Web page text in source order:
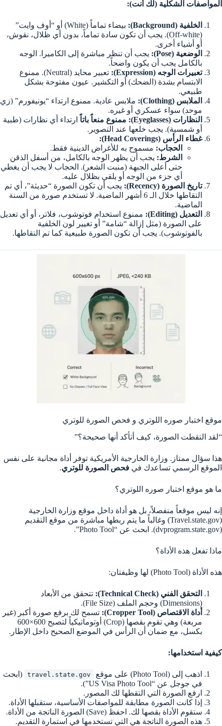
المواصفات الشكلية (لك أنت):
الخلفية (Background):
بيضاء تماماً (White) أو “أوف وايت”
(Off-white). يجب أن تكون سادة تماماً، بدون أي ظلال، نقوش،
أو أشياء أخرى.
الوضعية (Pose):
يجب أن تنظر مباشرة إلى الكاميرا. الوجه
بالكامل يجب أن يكون واضحاً.
تعبيرات الوجه (Expression):
تعبير محايد (Neutral). ممنوع
الابتسام بشدة (الضحك) أو التكشير. عيون مفتوحة بشكل
طبيعي.
الملابس (Clothing):
ملابس عادية. ممنوع ارتداء “يونيفورم” (زي
موحد) سواء عسكري أو غيره.
النظارات (Eyeglasses):
ممنوع منعاً باتاً ارتداء أي نظارات (طبية
أو شمسية). يجب خلعها عند التصوير.
غطاء الرأس (Head Coverings):
الحجاب: مسموح به للأغراض الدينية فقط.
الشرط: يجب أن يظهر الوجه بالكامل، من أسفل الذقن
حتى أعلى الجبهة (منبت الشعر). الحجاب لا يجب أن يغطي
أي جزء من الوجه أو يلقي بظلال عليه.
تاريخ الصورة (Recency):
يجب أن تكون الصورة “حديثة”، أي تم
التقاطها خلال الـ 6 أشهر الماضية. لا تستخدم صورة من السنة
الماضية.
التعديل (Editing):
ممنوع استخدام فوتوشوب، فلاتر، أو أي تعديل
على الصورة (مثل إزالة “شامة” أو تغيير لون الخلفية
بالفوتوشوب). يجب أن تكون الصورة طبيعية كما تم التقاطها.
موقع اختبار صوره اللوتري و فحص الصورة للوتري
“لقد التقطت الصورة، كيف أتأكد أنها صحيحة؟”
هذا سؤال ممتاز. وزارة الخارجية الأمريكية توفر أداة مجانية على نفس
الموقع الرسمي تساعدك في فحص الصورة للوتري.
ما هو موقع اختبار صوره اللوتري؟
إنه ليس موقعاً منفصلاً، بل هو أداة داخل موقع وزارة الخارجية
(Travel.state.gov) وغالباً ما يتم ربطها مباشرة من موقع التقديم
(dvprogram.state.gov). ابحث عن “Photo Tool”.
ماذا تفعل هذه الأداة؟
هذه الأداة (Photo Tool) لها وظيفتان:
التحقق الفني (Technical Check):
تتحقق من الأبعاد
(Dimensions) وحجم الملف (File Size).
أداة الاقتصاص (Cropper Tool):
تسمح لك برفع صورة أكبر (غير
مربعة) وهي تقوم بقصها (Crop) أوتوماتيكياً لتصبح 600×600
بكسل، مع ضمان أن الرأس في الموضع الصحيح داخل الإطار.
كيفية استخدامها:
اذهب إلى (Photo Tool) على موقع travel.state.gov
(ابحث
في جوجل عن “US Visa Photo Tool”).
ارفع الصورة التي التقطها لك المصور.
إذا كانت الصورة مطابقة للمواصفات الأساسية، ستقبلها الأداة.
ستقوم الأداة بقصها لك. احفظ (Save) الصورة الناتجة من الأداة.
هذه الصورة الناتجة هي التي تستخدمها في استمارة التقديم.